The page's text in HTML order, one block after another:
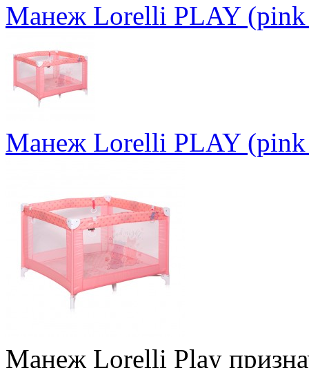
Манеж Lorelli PLAY
Манеж Lorelli PLAY
Манеж Lorelli Play